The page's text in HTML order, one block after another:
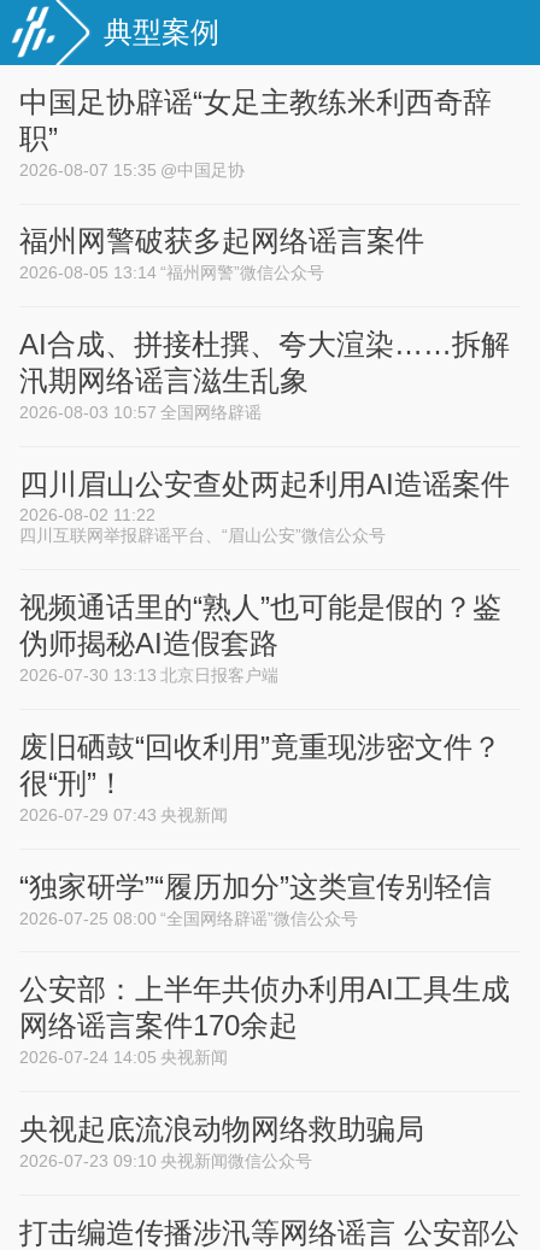
典型案例
中国足协辟谣“女足主教练米利西奇辞
职”
2026-08-07 15:35 @中国足协
福州网警破获多起网络谣言案件
2026-08-05 13:14 “福州网警”微信公众号
AI合成、拼接杜撰、夸大渲染……拆解
汛期网络谣言滋生乱象
2026-08-03 10:57 全国网络辟谣
四川眉山公安查处两起利用AI造谣案件
2026-08-02 11:22
四川互联网举报辟谣平台、“眉山公安”微信公众号
视频通话里的“熟人”也可能是假的？鉴
伪师揭秘AI造假套路
2026-07-30 13:13 北京日报客户端
废旧硒鼓“回收利用”竟重现涉密文件？
很“刑”！
2026-07-29 07:43 央视新闻
“独家研学”“履历加分”这类宣传别轻信
2026-07-25 08:00 “全国网络辟谣”微信公众号
公安部：上半年共侦办利用AI工具生成
网络谣言案件170余起
2026-07-24 14:05 央视新闻
央视起底流浪动物网络救助骗局
2026-07-23 09:10 央视新闻微信公众号
打击编造传播涉汛等网络谣言 公安部公